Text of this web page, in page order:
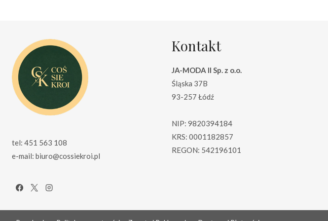
tel: 451 563 108
e-mail: biuro@cossiekroi.pl
Kontakt
JA-MODA II Sp. z o.o.
Śląska 37B
93-257 Łódź
NIP: 9820394184
KRS: 0001182857
REGON: 542196101